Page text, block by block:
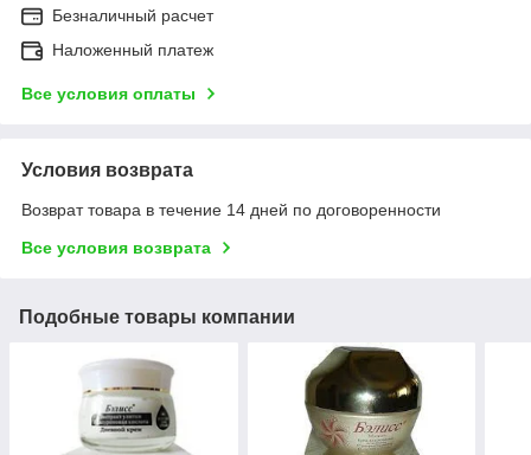
Безналичный расчет
Наложенный платеж
Все условия оплаты
Условия возврата
Возврат товара в течение 14 дней по договоренности
Все условия возврата
Подобные товары компании